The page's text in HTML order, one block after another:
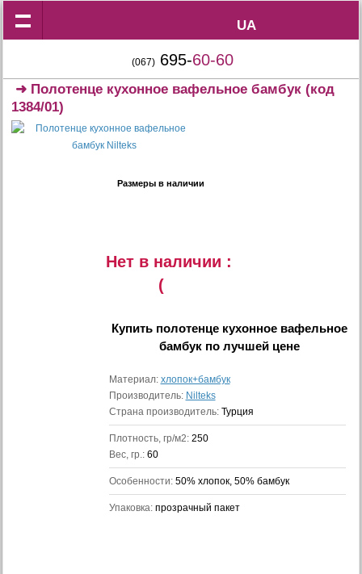
UA
UA
(067) 695-60-60
➜ Полотенце кухонное вафельное бамбук (код
1384/01)
Размеры в наличии
Нет в наличии :
(
Купить полотенце кухонное вафельное
бамбукпо лучшей цене
Материал: хлопок+бамбук
Производитель: Nilteks
Страна производитель: Турция
Плотность, гр/м2: 250
Вес, гр.: 60
Особенности: 50% хлопок, 50% бамбук
Упаковка: прозрачный пакет